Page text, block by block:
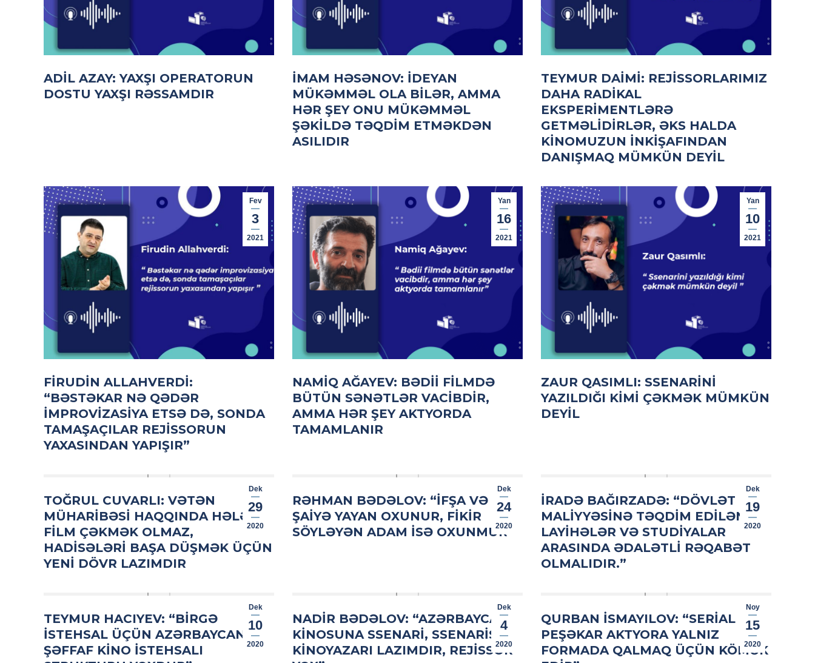
ADIL AZAY: YAXŞI OPERATORUN
DOSTU YAXŞI RƏSSAMDIR
İMAM HƏSƏNOV: İDEYAN
MÜKƏMMƏL OLA BILƏR, AMMA
HƏR ŞEY ONU MÜKƏMMƏL
ŞƏKILDƏ TƏQDIM ETMƏKDƏN
ASILIDIR
TEYMUR DAIMI: REJISSORLARIMIZ
DAHA RADIKAL
EKSPERIMENTLƏRƏ
GETMƏLIDIRLƏR, ƏKS HALDA
KINOMUZUN INKIŞAFINDAN
DANIŞMAQ MÜMKÜN DEYIL
Fev
3
2021
FIRUDIN ALLAHVERDI:
“BƏSTƏKAR NƏ QƏDƏR
IMPROVIZASIYA ETSƏ DƏ, SONDA
TAMAŞAÇILAR REJISSORUN
YAXASINDAN YAPIŞIR”
Yan
16
2021
NAMIQ AĞAYEV: BƏDII FILMDƏ
BÜTÜN SƏNƏTLƏR VACIBDIR,
AMMA HƏR ŞEY AKTYORDA
TAMAMLANIR
Yan
10
2021
ZAUR QASIMLI: SSENARINI
YAZILDIĞI KIMI ÇƏKMƏK MÜMKÜN
DEYIL
Dek
29
2020
TOĞRUL CUVARLI: VƏTƏN
MÜHARIBƏSI HAQQINDA HƏLƏKI
FILM ÇƏKMƏK OLMAZ,
HADISƏLƏRI BAŞA DÜŞMƏK ÜÇÜN
YENI DÖVR LAZIMDIR
Dek
24
2020
RƏHMAN BƏDƏLOV: “İFŞA VƏ
ŞAIYƏ YAYAN OXUNUR, FIKIR
SÖYLƏYƏN ADAM ISƏ OXUNMUR”
Dek
19
2020
İRADƏ BAĞIRZADƏ: “DÖVLƏT
MALIYYƏSINƏ TƏQDIM EDILƏN
LAYIHƏLƏR VƏ STUDIYALAR
ARASINDA ƏDALƏTLI RƏQABƏT
OLMALIDIR.”
Dek
10
2020
TEYMUR HACIYEV: “BIRGƏ
ISTEHSAL ÜÇÜN AZƏRBAYCANDA
ŞƏFFAF KINO ISTEHSALI
Dek
4
2020
NADIR BƏDƏLOV: “AZƏRBAYCAN
KINOSUNA SSENARI, SSENARIST,
KINOYAZARI LAZIMDIR, REJISSOR
Noy
15
2020
QURBAN İSMAYILOV: “SERIAL
PEŞƏKAR AKTYORA YALNIZ
FORMADA QALMAQ ÜÇÜN KÖMƏK